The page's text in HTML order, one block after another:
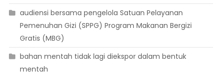
audiensi bersama pengelola Satuan Pelayanan
Pemenuhan Gizi (SPPG) Program Makanan Bergizi
Gratis (MBG)
bahan mentah tidak lagi diekspor dalam bentuk
mentah